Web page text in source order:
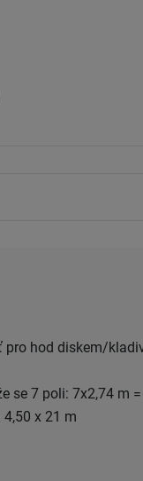
pro hod diskem/
se 7 poli: 7x2,74 m
x 21 m